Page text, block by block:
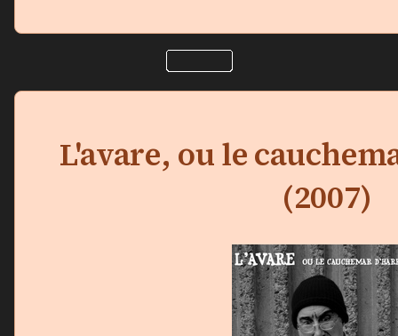
L'avare, ou le
(2007)